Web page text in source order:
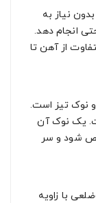
نیاز به
انجام دهد.
از آهن تا
نوک تیز است.
یک نوک آن
شود و سر
با زاویه